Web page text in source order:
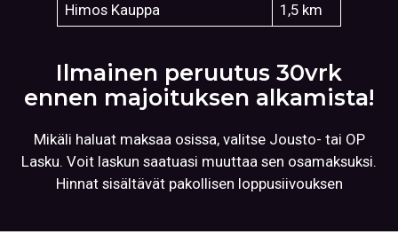
Himos Kauppa
1,5 km
Ilmainen peruutus 30vrk
ennen majoituksen alkamista!
Mikäli haluat maksaa osissa, valitse Jousto- tai OP
Lasku. Voit laskun saatuasi muuttaa sen osamaksuksi.
Hinnat sisältävät pakollisen loppusiivouksen